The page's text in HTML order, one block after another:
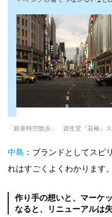
「銀座時空散歩」 資生堂『花椿』
中島 ：ブランドとしてスピ
れはすごくよくわかります。
作り手の想いと、マーケ
なると、リニューアルは